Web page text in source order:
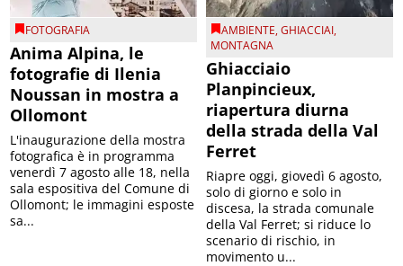
FOTOGRAFIA
Anima Alpina, le
fotografie di Ilenia
Noussan in mostra a
Ollomont
L'inaugurazione della mostra
fotografica è in programma
venerdì 7 agosto alle 18, nella
sala espositiva del Comune di
Ollomont; le immagini esposte
sa...
AMBIENTE,GHIACCIAI,
MONTAGNA
Ghiacciaio
Planpincieux,
riapertura diurna
della strada della Val
Ferret
Riapre oggi, giovedì 6 agosto,
solo di giorno e solo in
discesa, la strada comunale
della Val Ferret; si riduce lo
scenario di rischio, in
movimento u...